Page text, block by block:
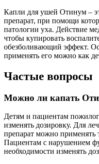
Капли для ушей Отинум –
препарат, при помощи
патологии уха. Действие
чтобы купировать
обезболивающий эффект.
применять его можно как
Частые вопросы
Можно ли капать
Детям и пациентам
изменять дозировку. Для
препарат можно применять
Пациентам с нарушением
необходимости изменять